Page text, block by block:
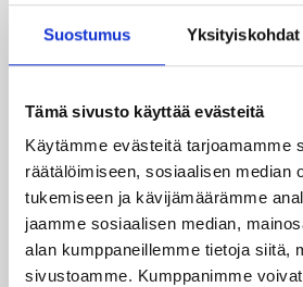
Suostumus Yksityiskohdat
Tämä sivusto käyttää evästeitä
Käytämme evästeitä tarjoamamme
räätälöimiseen, sosiaalisen median
tukemiseen ja kävijämäärämme
jaamme sosiaalisen median,
alan kumppaneillemme tietoja siitä,
sivustoamme. Kumppanimme
yhteistyötä koulujen kanssa.